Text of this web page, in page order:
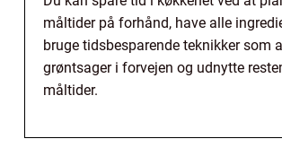
måltider på forhånd, have alle
bruge tidsbesparende teknikker som
grøntsager i forvejen og udnytte
måltider.